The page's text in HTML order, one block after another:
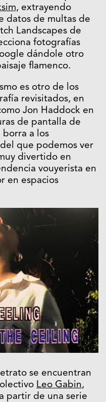
extrayendo
datos de multas de
Landscapes de
fotografías
dándole otro
flamenco.
es otro de los
revisitados, en
Jon Haddock en
de pantalla de
a los
que podemos ver
divertido en
vouyerista en
en espacios
se encuentran
Leo Gabin,
partir de una serie